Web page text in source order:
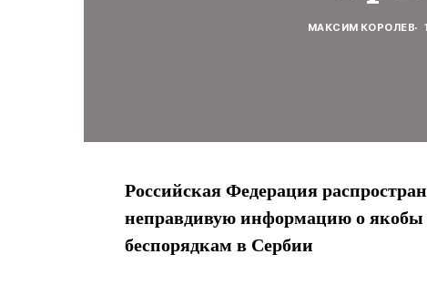
МАКСИМ КОРОЛЕВ
Российская Федерация
неправдивую информацию о якобы
беспорядкам в Сербии